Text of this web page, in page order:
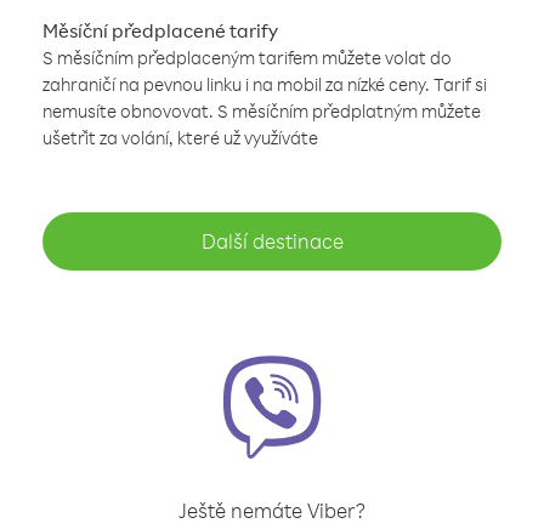
Měsíční předplacené tarify
S měsíčním předplaceným tarifem můžete volat do
zahraničí na pevnou linku i na mobil za nízké ceny. Tarif si
nemusíte obnovovat. S měsíčním předplatným můžete
ušetřit za volání, které už využíváte
Další destinace
Ještě nemáte Viber?